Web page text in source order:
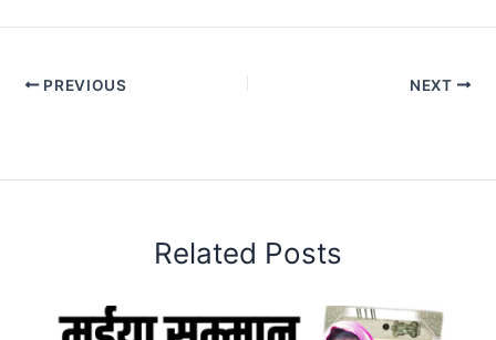
PREVIOUS NEXT
Related Posts